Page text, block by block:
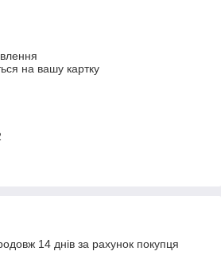
на вашу картку
14 днів за рахунок покупця